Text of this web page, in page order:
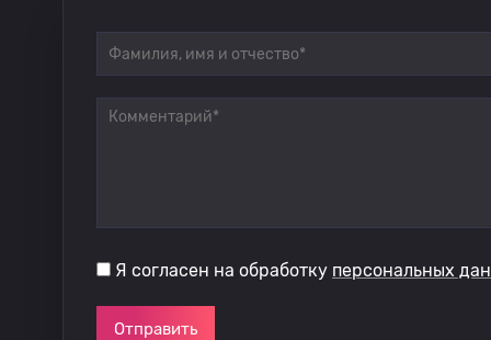
Я согласен на обработку персональных
Отправить